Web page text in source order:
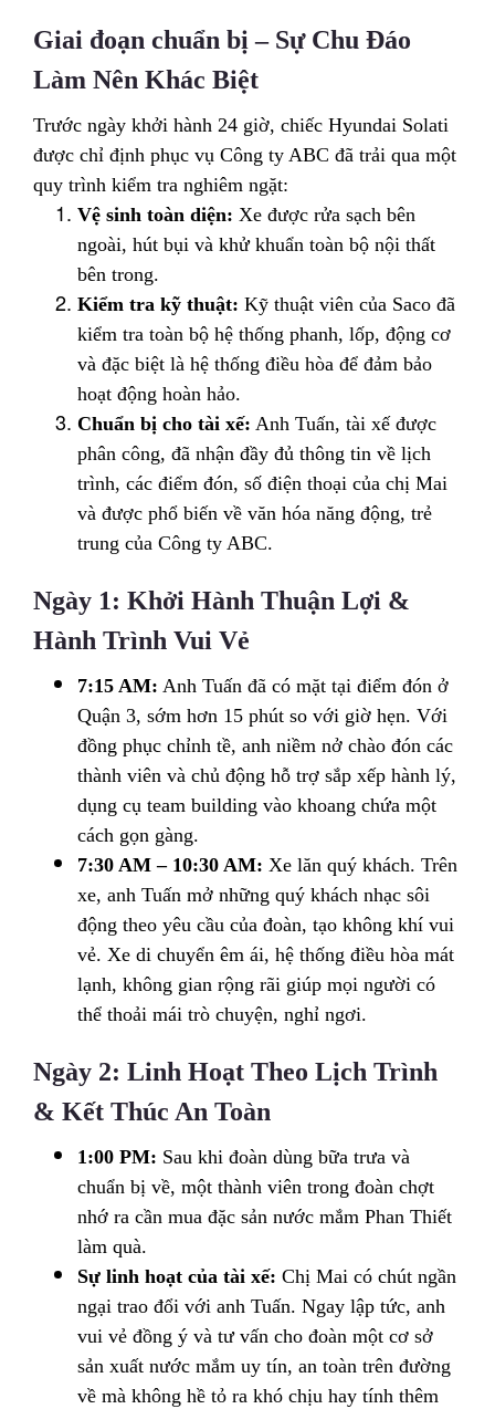
Giai đoạn chuẩn bị – Sự Chu Đáo
Làm Nên Khác Biệt
Trước ngày khởi hành 24 giờ, chiếc Hyundai Solati
được chỉ định phục vụ Công ty ABC đã trải qua một
quy trình kiểm tra nghiêm ngặt:
Vệ sinh toàn diện: Xe được rửa sạch bên
ngoài, hút bụi và khử khuẩn toàn bộ nội thất
bên trong.
Kiểm tra kỹ thuật: Kỹ thuật viên của Saco đã
kiểm tra toàn bộ hệ thống phanh, lốp, động cơ
và đặc biệt là hệ thống điều hòa để đảm bảo
hoạt động hoàn hảo.
Chuẩn bị cho tài xế: Anh Tuấn, tài xế được
phân công, đã nhận đầy đủ thông tin về lịch
trình, các điểm đón, số điện thoại của chị Mai
và được phổ biến về văn hóa năng động, trẻ
trung của Công ty ABC.
Ngày 1: Khởi Hành Thuận Lợi &
Hành Trình Vui Vẻ
7:15 AM: Anh Tuấn đã có mặt tại điểm đón ở
Quận 3, sớm hơn 15 phút so với giờ hẹn. Với
đồng phục chỉnh tề, anh niềm nở chào đón các
thành viên và chủ động hỗ trợ sắp xếp hành lý,
dụng cụ team building vào khoang chứa một
cách gọn gàng.
7:30 AM – 10:30 AM: Xe lăn quý khách. Trên
xe, anh Tuấn mở những quý khách nhạc sôi
động theo yêu cầu của đoàn, tạo không khí vui
vẻ. Xe di chuyển êm ái, hệ thống điều hòa mát
lạnh, không gian rộng rãi giúp mọi người có
thể thoải mái trò chuyện, nghỉ ngơi.
Ngày 2: Linh Hoạt Theo Lịch Trình
& Kết Thúc An Toàn
1:00 PM: Sau khi đoàn dùng bữa trưa và
chuẩn bị về, một thành viên trong đoàn chợt
nhớ ra cần mua đặc sản nước mắm Phan Thiết
làm quà.
Sự linh hoạt của tài xế: Chị Mai có chút ngần
ngại trao đổi với anh Tuấn. Ngay lập tức, anh
vui vẻ đồng ý và tư vấn cho đoàn một cơ sở
sản xuất nước mắm uy tín, an toàn trên đường
về mà không hề tỏ ra khó chịu hay tính thêm